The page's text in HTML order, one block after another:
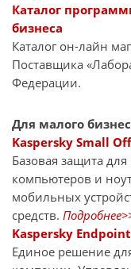
Каталог
бизнеса
Каталог он-лайн
Поставщика
Федерации.
Для малого
Kaspersky Small
Базовая защита
компьютеров и
мобильных
средств.
Kaspersky
Единое решение